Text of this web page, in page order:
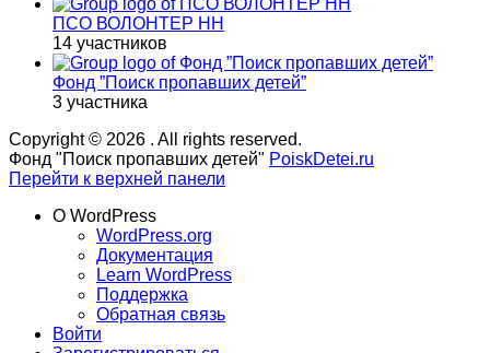
ПСО ВОЛОНТЕР НН
14 участников
Фонд ”Поиск пропавших детей”
3 участника
Copyright © 2026 . All rights reserved.
Фонд "Поиск пропавших детей" PoiskDetei.ru
Перейти к верхней панели
О WordPress
WordPress.org
Документация
Learn WordPress
Поддержка
Обратная связь
Войти